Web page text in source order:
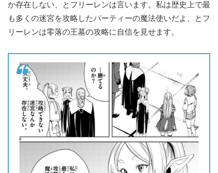
か存在しない、とフリーレンは言います。私は歴史上で最
も多くの迷宮を攻略したパーティーの魔法使いだよ、とフ
リーレンは零落の王墓の攻略に自信を見せます。